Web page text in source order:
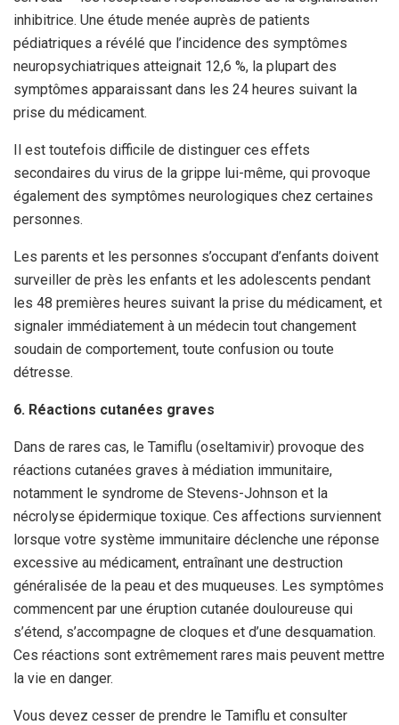
inhibitrice. Une étude menée auprès de patients
pédiatriques a révélé que l’incidence des symptômes
neuropsychiatriques atteignait 12,6 %, la plupart des
symptômes apparaissant dans les 24 heures suivant la
prise du médicament.
Il est toutefois difficile de distinguer ces effets
secondaires du virus de la grippe lui-même, qui provoque
également des symptômes neurologiques chez certaines
personnes.
Les parents et les personnes s’occupant d’enfants doivent
surveiller de près les enfants et les adolescents pendant
les 48 premières heures suivant la prise du médicament, et
signaler immédiatement à un médecin tout changement
soudain de comportement, toute confusion ou toute
détresse.
6. Réactions cutanées graves
Dans de rares cas, le Tamiflu (oseltamivir) provoque des
réactions cutanées graves à médiation immunitaire,
notamment le syndrome de Stevens-Johnson et la
nécrolyse épidermique toxique. Ces affections surviennent
lorsque votre système immunitaire déclenche une réponse
excessive au médicament, entraînant une destruction
généralisée de la peau et des muqueuses. Les symptômes
commencent par une éruption cutanée douloureuse qui
s’étend, s’accompagne de cloques et d’une desquamation.
Ces réactions sont extrêmement rares mais peuvent mettre
la vie en danger.
Vous devez cesser de prendre le Tamiflu et consulter